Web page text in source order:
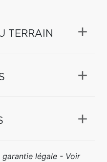
TERRAIN
légale - Voir